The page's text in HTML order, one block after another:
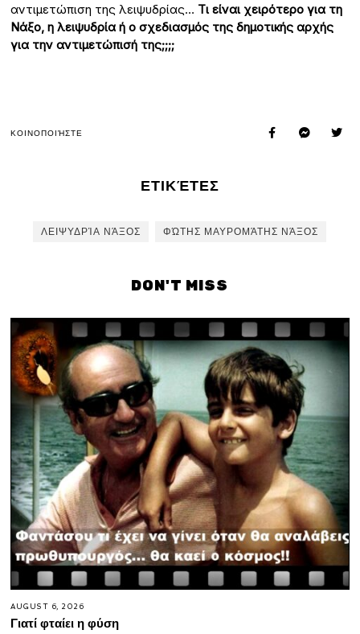
αντιμετώπιση της λειψυδρίας… Τι είναι χειρότερο για τη
Νάξο, η λειψυδρία ή ο σχεδιασμός της δημοτικής αρχής
για την αντιμετώπισή της;;;;
ΚΟΙΝΟΠΟΙΉΣΤΕ
ΕΤΙΚΈΤΕΣ
ΛΕΙΨΥΔΡΊΑ ΝΆΞΟΣ ΦΏΤΗΣ ΜΑΥΡΟΜΆΤΗΣ ΝΆΞΟΣ
DON'T MISS
AUGUST 6, 2026
Γιατί φταίει η φύση